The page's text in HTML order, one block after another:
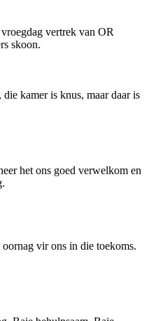
vertrek van OR
skoon.
kamer is knus, maar daar is
het ons goed verwelkom en
vir ons in die toekoms.